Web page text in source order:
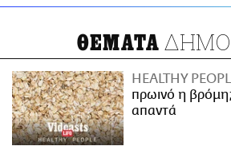
ΘΕΜΑΤΑ
HEALTHY
πρωινό η
απαντά